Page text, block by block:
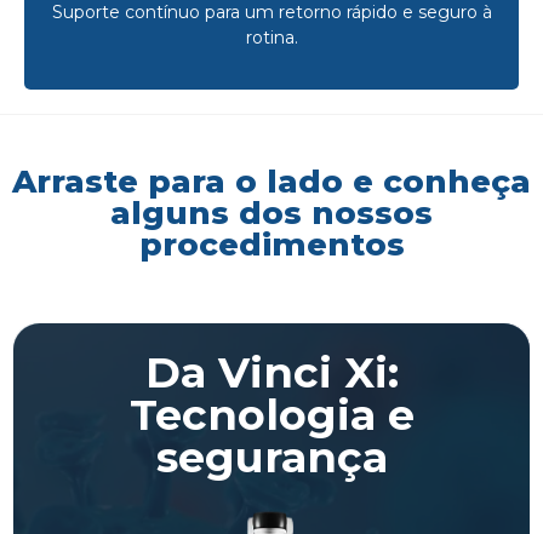
Suporte contínuo para um retorno rápido e seguro à
rotina.
Arraste para o lado e conheça
alguns dos nossos
procedimentos
Da Vinci Xi:
Tecnologia e
segurança